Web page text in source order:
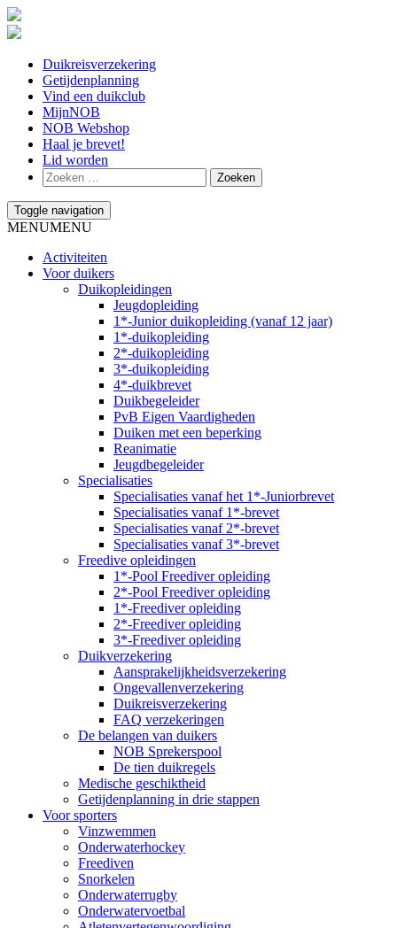
Duikreisverzekering
Getijdenplanning
Vind een duikclub
MijnNOB
NOB Webshop
Haal je brevet!
Lid worden
Toggle navigation
MENUMENU
Activiteiten
Voor duikers
Duikopleidingen
Jeugdopleiding
1*-Junior duikopleiding (vanaf 12 jaar)
1*-duikopleiding
2*-duikopleiding
3*-duikopleiding
4*-duikbrevet
Duikbegeleider
PvB Eigen Vaardigheden
Duiken met een beperking
Reanimatie
Jeugdbegeleider
Specialisaties
Specialisaties vanaf het 1*-Juniorbrevet
Specialisaties vanaf 1*-brevet
Specialisaties vanaf 2*-brevet
Specialisaties vanaf 3*-brevet
Freedive opleidingen
1*-Pool Freediver opleiding
2*-Pool Freediver opleiding
1*-Freediver opleiding
2*-Freediver opleiding
3*-Freediver opleiding
Duikverzekering
Aansprakelijkheidsverzekering
Ongevallenverzekering
Duikreisverzekering
FAQ verzekeringen
De belangen van duikers
NOB Sprekerspool
De tien duikregels
Medische geschiktheid
Getijdenplanning in drie stappen
Voor sporters
Vinzwemmen
Onderwaterhockey
Freediven
Snorkelen
Onderwaterrugby
Onderwatervoetbal